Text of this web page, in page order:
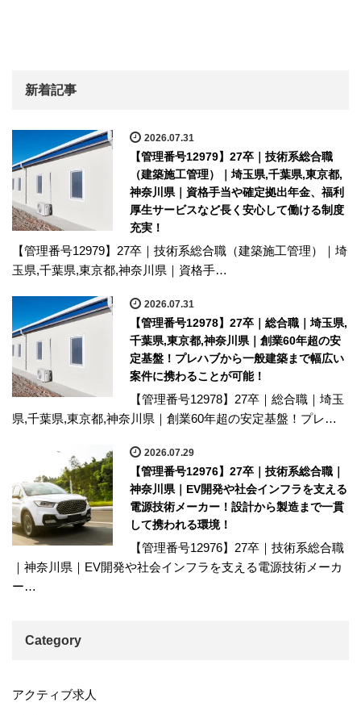
新着記事
2026.07.31
【管理番号12979】27卒｜技術系総合職
（建築施工管理）｜埼玉県,千葉県,東京都,
神奈川県｜資格手当や確定拠出年金、福利
厚生サービスなど長く安心して働ける制度
充実！
【管理番号12979】27卒｜技術系総合職（建築施工管理）｜埼
玉県,千葉県,東京都,神奈川県｜資格手…
2026.07.31
【管理番号12978】27卒｜総合職｜埼玉県,
千葉県,東京都,神奈川県｜創業60年超の安
定基盤！プレハブから一般建築まで幅広い
案件に携わることが可能！
【管理番号12978】27卒｜総合職｜埼玉
県,千葉県,東京都,神奈川県｜創業60年超の安定基盤！プレ…
2026.07.29
【管理番号12976】27卒｜技術系総合職｜
神奈川県｜EV開発や社会インフラを支える
電源技術メーカー！設計から製造まで一貫
して携われる環境！
【管理番号12976】27卒｜技術系総合職
｜神奈川県｜EV開発や社会インフラを支える電源技術メーカ
ー…
Category
アクティブ求人